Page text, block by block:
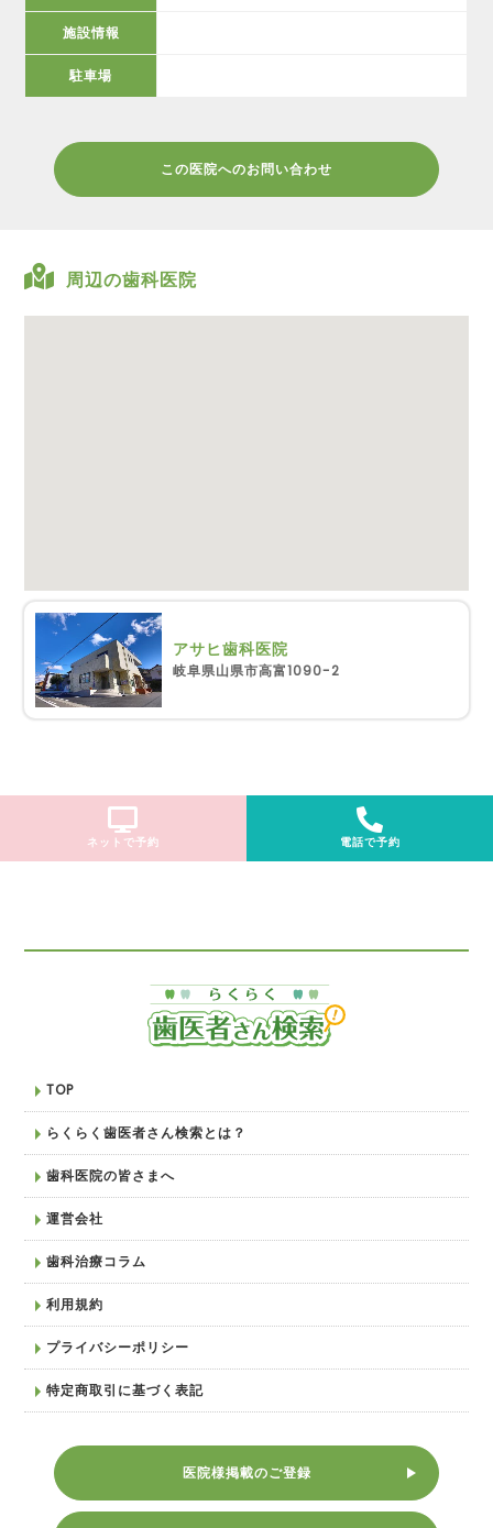
施設情報
駐車場
この医院へのお問い合わせ
周辺の歯科医院
アサヒ歯科医院
岐阜県山県市高富1090-2
ネットで予約 電話で予約
TOP
らくらく歯医者さん検索とは？
歯科医院の皆さまへ
運営会社
歯科治療コラム
利用規約
プライバシーポリシー
特定商取引に基づく表記
医院様掲載のご登録